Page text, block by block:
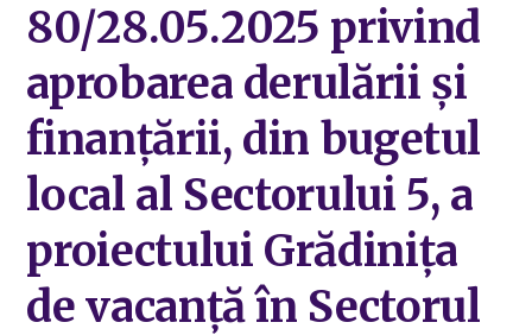
80/28.05.2025 privind
aprobarea derulării și
finanțării, din bugetul
local al Sectorului 5, a
proiectului Grădinița
de vacanță în Sectorul